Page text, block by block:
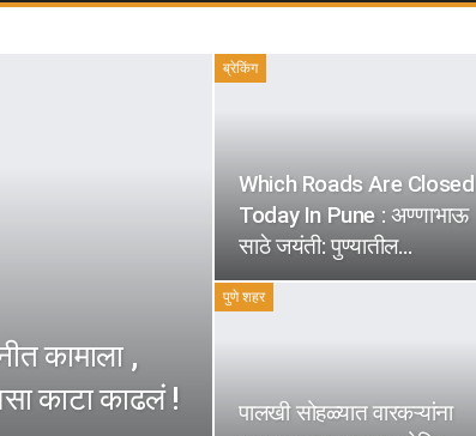
कामाला ,
काटा काढलं !
ब्रेकिंग
Which Roads Are Closed
Today In Pune : अण्णाभाऊ
साठे जयंती: पुण्यातील…
पुणे शहर
पालखी सोहळ्यात वारकऱ्यांना